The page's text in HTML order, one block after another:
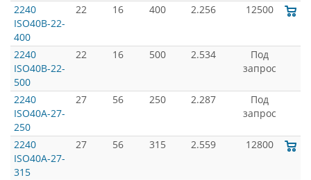
2240
ISO40B-22-
400
22 16 400 2.256 12500
2240
ISO40B-22-
500
22 16 500 2.534
Под
запрос
2240
ISO40A-27-
250
27 56 250 2.287
Под
запрос
2240
ISO40A-27-
315
27 56 315 2.559 12800